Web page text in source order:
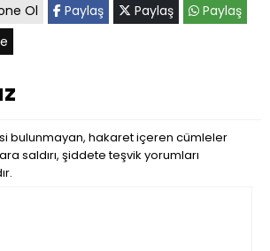
Ol Paylaş Paylaş Paylaş
bulunmayan, hakaret içeren cümleler
saldırı, şiddete teşvik yorumları